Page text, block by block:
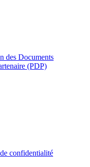
des Documents
(PDP)
confidentialité